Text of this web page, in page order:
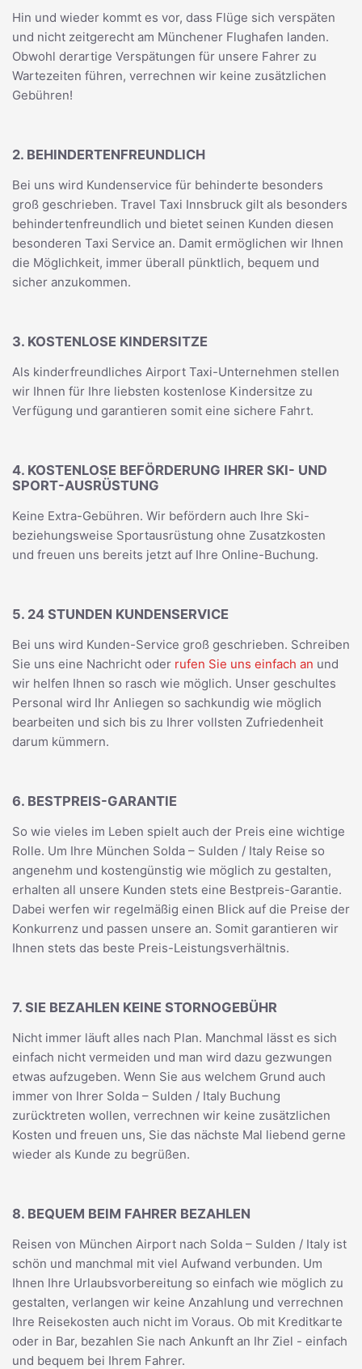
Hin und wieder kommt es vor, dass Flüge sich verspäten
und nicht zeitgerecht am Münchener Flughafen landen.
Obwohl derartige Verspätungen für unsere Fahrer zu
Wartezeiten führen, verrechnen wir keine zusätzlichen
Gebühren!
2. BEHINDERTENFREUNDLICH
Bei uns wird Kundenservice für behinderte besonders
groß geschrieben. Travel Taxi Innsbruck gilt als besonders
behindertenfreundlich und bietet seinen Kunden diesen
besonderen Taxi Service an. Damit ermöglichen wir Ihnen
die Möglichkeit, immer überall pünktlich, bequem und
sicher anzukommen.
3. KOSTENLOSE KINDERSITZE
Als kinderfreundliches Airport Taxi-Unternehmen stellen
wir Ihnen für Ihre liebsten kostenlose Kindersitze zu
Verfügung und garantieren somit eine sichere Fahrt.
4. KOSTENLOSE BEFÖRDERUNG IHRER SKI- UND
SPORT-AUSRÜSTUNG
Keine Extra-Gebühren. Wir befördern auch Ihre Ski-
beziehungsweise Sportausrüstung ohne Zusatzkosten
und freuen uns bereits jetzt auf Ihre Online-Buchung.
5. 24 STUNDEN KUNDENSERVICE
Bei uns wird Kunden-Service groß geschrieben. Schreiben
Sie uns eine Nachricht oder rufen Sie uns einfach an und
wir helfen Ihnen so rasch wie möglich. Unser geschultes
Personal wird Ihr Anliegen so sachkundig wie möglich
bearbeiten und sich bis zu Ihrer vollsten Zufriedenheit
darum kümmern.
6. BESTPREIS-GARANTIE
So wie vieles im Leben spielt auch der Preis eine wichtige
Rolle. Um Ihre München Solda – Sulden / Italy Reise so
angenehm und kostengünstig wie möglich zu gestalten,
erhalten all unsere Kunden stets eine Bestpreis-Garantie.
Dabei werfen wir regelmäßig einen Blick auf die Preise der
Konkurrenz und passen unsere an. Somit garantieren wir
Ihnen stets das beste Preis-Leistungsverhältnis.
7. SIE BEZAHLEN KEINE STORNOGEBÜHR
Nicht immer läuft alles nach Plan. Manchmal lässt es sich
einfach nicht vermeiden und man wird dazu gezwungen
etwas aufzugeben. Wenn Sie aus welchem Grund auch
immer von Ihrer Solda – Sulden / Italy Buchung
zurücktreten wollen, verrechnen wir keine zusätzlichen
Kosten und freuen uns, Sie das nächste Mal liebend gerne
wieder als Kunde zu begrüßen.
8. BEQUEM BEIM FAHRER BEZAHLEN
Reisen von München Airport nach Solda – Sulden / Italy ist
schön und manchmal mit viel Aufwand verbunden. Um
Ihnen Ihre Urlaubsvorbereitung so einfach wie möglich zu
gestalten, verlangen wir keine Anzahlung und verrechnen
Ihre Reisekosten auch nicht im Voraus. Ob mit Kreditkarte
oder in Bar, bezahlen Sie nach Ankunft an Ihr Ziel - einfach
und bequem bei Ihrem Fahrer.